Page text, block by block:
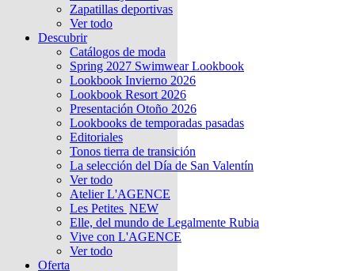
Zapatillas deportivas
Ver todo
Descubrir
Catálogos de moda
Spring 2027 Swimwear Lookbook
Lookbook Invierno 2026
Lookbook Resort 2026
Presentación Otoño 2026
Lookbooks de temporadas pasadas
Editoriales
Tonos tierra de transición
La selección del Día de San Valentín
Ver todo
Atelier L'AGENCE
Les Petites NEW
Elle, del mundo de Legalmente Rubia
Vive con L'AGENCE
Ver todo
Oferta